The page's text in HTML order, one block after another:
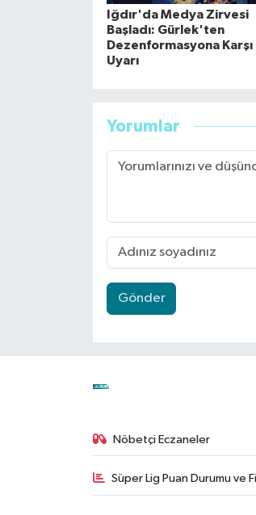
Iğdır'da Medya Zirvesi
Başladı: Gürlek'ten
Dezenformasyona
Uyarı
Yorumlar
Gönder
Nöbetçi Eczaneler
Süper Lig Puan Durumu ve